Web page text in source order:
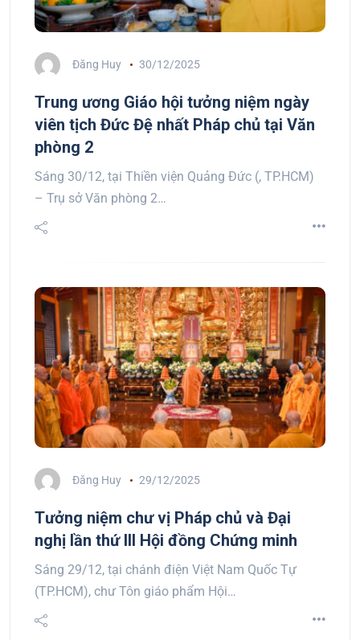
Đăng Huy 30/12/2025
Trung ương Giáo hội tưởng niệm ngày
viên tịch Đức Đệ nhất Pháp chủ tại Văn
phòng 2
Sáng 30/12, tại Thiền viện Quảng Đức (, TP.HCM)
– Trụ sở Văn phòng 2…
Đăng Huy 29/12/2025
Tưởng niệm chư vị Pháp chủ và Đại
nghị lần thứ III Hội đồng Chứng minh
Sáng 29/12, tại chánh điện Việt Nam Quốc Tự
(TP.HCM), chư Tôn giáo phẩm Hội…